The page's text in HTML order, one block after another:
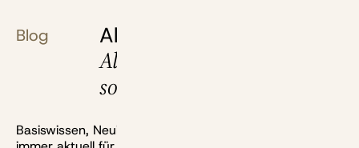
Blog Alles, was du über deine
Altersvorsorge wissen
solltest
Basiswissen, Neuigkeiten, Berechnungen und mehr: